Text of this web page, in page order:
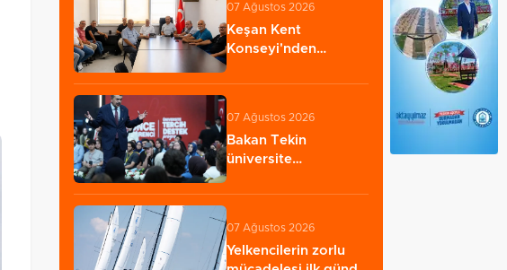
07 Ağustos 2026
Keşan Kent
Konseyi'nden
ziyareti…
07 Ağustos 2026
Bakan Tekin
üniversite
paylaştı…
07 Ağustos 2026
Yelkencilerin zorlu